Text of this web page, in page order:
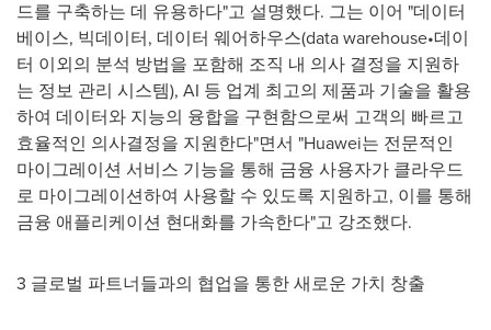
드를 구축하는 데 유용하다"고 설명했다. 그는 이어 "데이터
베이스, 빅데이터, 데이터 웨어하우스(data warehouse•데이
터 이외의 분석 방법을 포함해 조직 내 의사 결정을 지원하
는 정보 관리 시스템), AI 등 업계 최고의 제품과 기술을 활용
하여 데이터와 지능의 융합을 구현함으로써 고객의 빠르고
효율적인 의사결정을 지원한다"면서 "Huawei는 전문적인
마이그레이션 서비스 기능을 통해 금융 사용자가 클라우드
로 마이그레이션하여 사용할 수 있도록 지원하고, 이를 통해
금융 애플리케이션 현대화를 가속한다"고 강조했다.
3 글로벌 파트너들과의 협업을 통한 새로운 가치 창출